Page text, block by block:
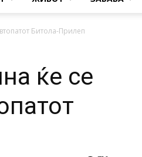
Битола-Прилеп
ќе се